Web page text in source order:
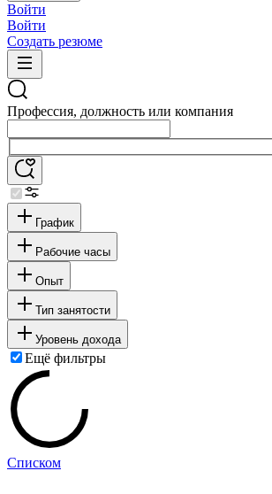
Войти
Войти
Создать резюме
Профессия, должность или компания
График
Рабочие часы
Опыт
Тип занятости
Уровень дохода
Ещё фильтры
Списком